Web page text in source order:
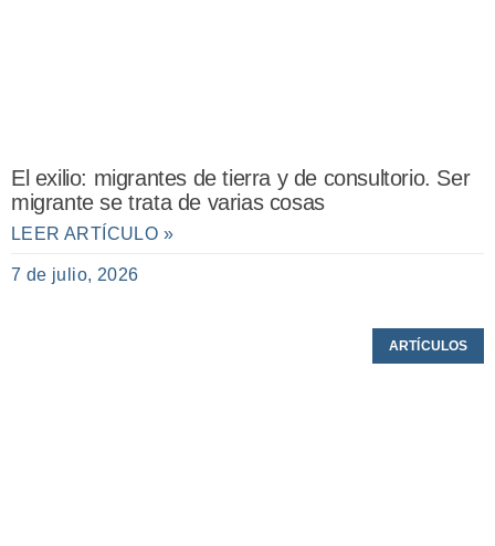
El exilio: migrantes de tierra y de consultorio. Ser
migrante se trata de varias cosas
LEER ARTÍCULO »
7 de julio, 2026
ARTÍCULOS